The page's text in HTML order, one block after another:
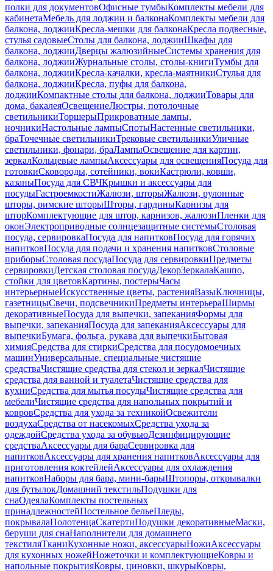
полки для документовОфисные тумбыКомплекты мебели для
кабинетаМебель для лоджии и балконаКомплекты мебели для
балкона, лоджииКресла-мешки для балконаКресла подвесные,
стулья садовыеСтолы для балкона, лоджииШкафы для
балкона, лоджииДверцы жалюзийныеСистемы хранения для
балкона, лоджииЖурнальные столы, столы-книгиТумбы для
балкона, лоджииКресла-качалки, кресла-маятникиСтулья для
балкона, лоджииКресла, пуфы для балкона,
лоджииКомпактные столы для балкона, лоджииТовары для
дома, бакалеяОсвещениеЛюстры, потолочные
светильникиТоршерыПрикроватные лампы,
ночникиНастольные лампыСпотыНастенные светильники,
браТочечные светильникиТрековые светильникиУличные
светильники, фонари, браЛампыОсвещение для картин,
зеркалКольцевые лампыАксессуары для освещенияПосуда для
готовкиСковороды, сотейники, вокиКастрюли, ковши,
казаныПосуда для СВЧКрышки и аксессуары для
посудыГастроемкостиЖалюзи, шторыЖалюзи, рулонные
шторы, римские шторыШторы, гардиныКарнизы для
шторКомплектующие для штор, карнизов, жалюзиПленки для
оконЭлектроприводные солнцезащитные системыСтоловая
посуда, сервировкаПосуда для напитковПосуда для горячих
напитковПосуда для подачи и хранения напитковСтоловые
приборыСтоловая посудаПосуда для сервировкиПредметы
сервировкиДетская столовая посудаДекорЗеркалаКашпо,
стойки для цветовКартины, постерыЧасы
интерьерныеИскусственные цветы, растенияВазыКлючницы,
газетницыСвечи, подсвечникиПредметы интерьераШирмы
декоративныеПосуда для выпечки, запеканияФормы для
выпечки, запеканияПосуда для запеканияАксессуары для
выпечкиБумага, фольга, рукава для выпечкиБытовая
химияСредства для стиркиСредства для посудомоечных
машинУниверсальные, специальные чистящие
средстваЧистящие средства для стекол и зеркалЧистящие
средства для ванной и туалетаЧистящие средства для
кухниСредства для мытья посудыЧистящие средства для
мебелиЧистящие средства для напольных покрытий и
ковровСредства для ухода за техникойОсвежители
воздухаСредства от насекомыхСредства ухода за
одеждойСредства ухода за обувьюДезинфицирующие
средстваАксессуары для бараСервировка для
напитковАксессуары для хранения напитковАксессуары для
приготовления коктейлейАксессуары для охлаждения
напитковНаборы для бара, мини-барыШтопоры, открывалки
для бутылокДомашний текстильПодушки для
снаОдеялаКомплекты постельных
принадлежностейПостельное бельеПледы,
покрывалаПолотенцаСкатертиПодушки декоративныеМаски,
беруши для снаНаполнители для домашнего
текстиляТканиКухонные ножи, аксессуарыНожиАксессуары
для кухонных ножейНожеточки и комплектующиеКовры и
напольные покрытияКовры, циновки, шкурыКовры,